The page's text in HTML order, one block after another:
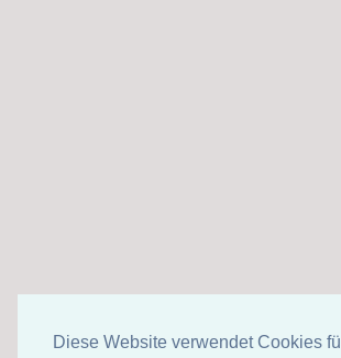
Diese Website verwendet Cookies